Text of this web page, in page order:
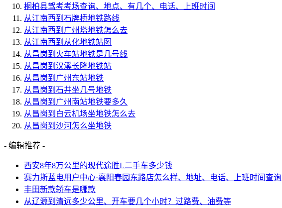
桐柏县驾考考场查询、地点、有几个、电话、上班时间
从江南西到石牌桥地铁路线
从江南西到广州塔地铁怎么去
从江南西到从化地铁站图
从昌岗到火车站地铁是几号线
从昌岗到汉溪长隆地铁站
从昌岗到广州东站地铁
从昌岗到石井坐几号地铁
从昌岗到广州南站地铁要多久
从昌岗到白云机场坐地铁怎么去
从昌岗到沙河怎么坐地铁
- 编辑推荐 -
西安8年8万公里的现代途胜L二手车多少钱
赛力斯蓝电用户中心·襄阳春园东路店怎么样、地址、电话、上班时间查询
丰田新款轿车是哪款
从辽源到清远多少公里、开车要几个小时？过路费、油费等